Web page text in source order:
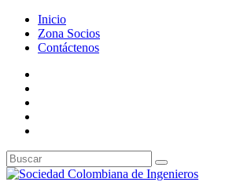
Inicio
Zona Socios
Contáctenos